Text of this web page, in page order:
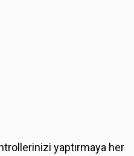
yaptırmaya her